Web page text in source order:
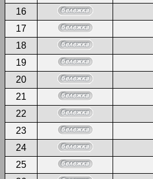
16
17
18
19
20
21
22
23
24
25